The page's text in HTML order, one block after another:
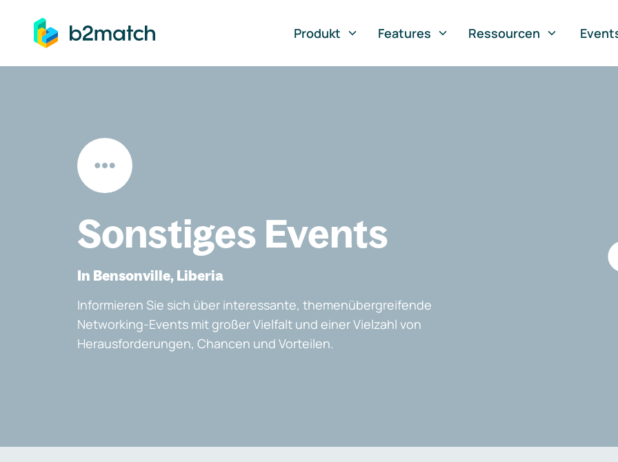
springen
Produkt
Features Ressourcen
Sonstiges Events
In Bensonville, Liberia
Informieren Sie sich über interessante, themenübergreifende
Networking-Events mit großer Vielfalt und einer Vielzahl von
Herausforderungen, Chancen und Vorteilen.